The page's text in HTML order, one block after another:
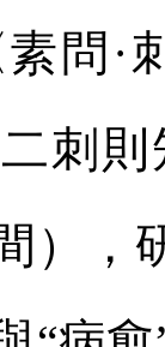
問·
刺
）